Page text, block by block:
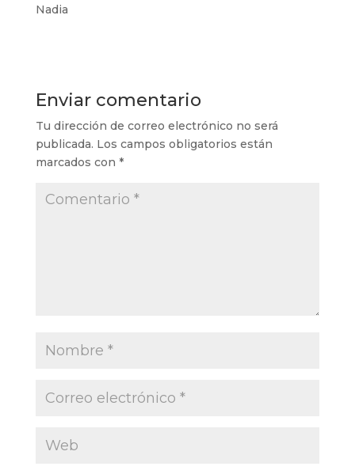
Nadia
Enviar comentario
Tu dirección de correo electrónico no será
publicada. Los campos obligatorios están
marcados con *